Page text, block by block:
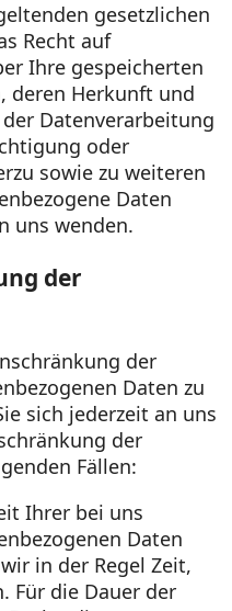
gesetzlichen
Recht auf
Ihre gespeicherten
deren Herkunft und
Datenverarbeitung
oder
sowie zu weiteren
Daten
uns wenden.
der
der
Daten zu
sich jederzeit an uns
der
Fällen:
Ihrer bei uns
Daten
in der Regel Zeit,
Für die Dauer der